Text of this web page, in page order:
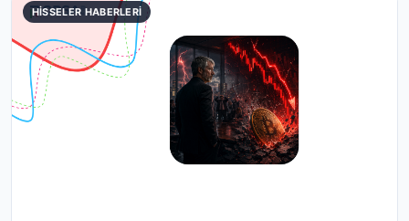
HISSELER HABERLERI